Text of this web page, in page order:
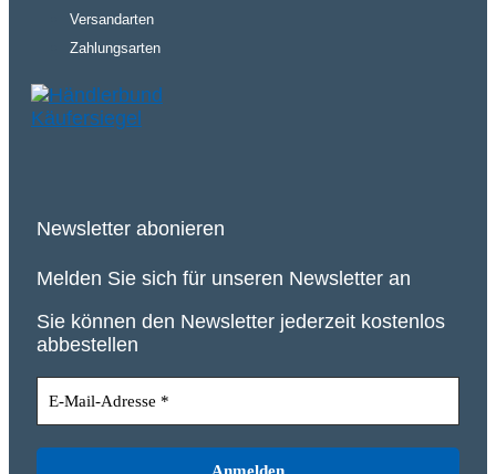
Versandarten
Zahlungsarten
Newsletter abonieren
Melden Sie sich für unseren Newsletter an
Sie können den Newsletter jederzeit kostenlos
abbestellen